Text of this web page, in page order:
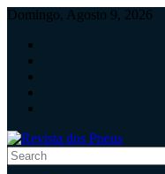
Skip
content
Domingo, Agosto 9, 2026